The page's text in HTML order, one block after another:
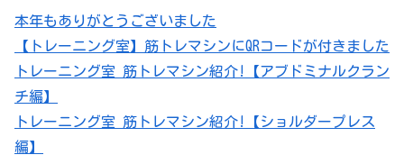
本年もありがとうございました
【トレーニング室】筋トレマシンにQRコードが付きました
トレーニング室 筋トレマシン紹介!【アブドミナルクラン
チ編】
トレーニング室 筋トレマシン紹介!【ショルダープレス
編】